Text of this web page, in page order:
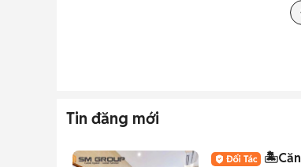
Tin đăng mới
🏝️Căn